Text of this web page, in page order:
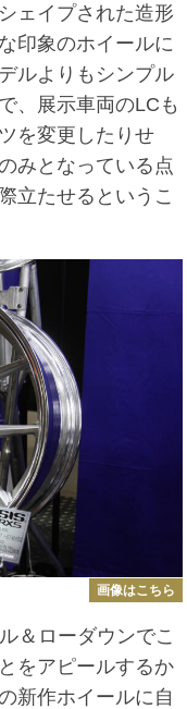
ェイプされた造形
印象のホイールに
ルよりもシンプル
、展示車両のLCも
を変更したりせ
みとなっている点
立たせるというこ
画像はこちら
＆ローダウンでこ
をアピールするか
新作ホイールに自